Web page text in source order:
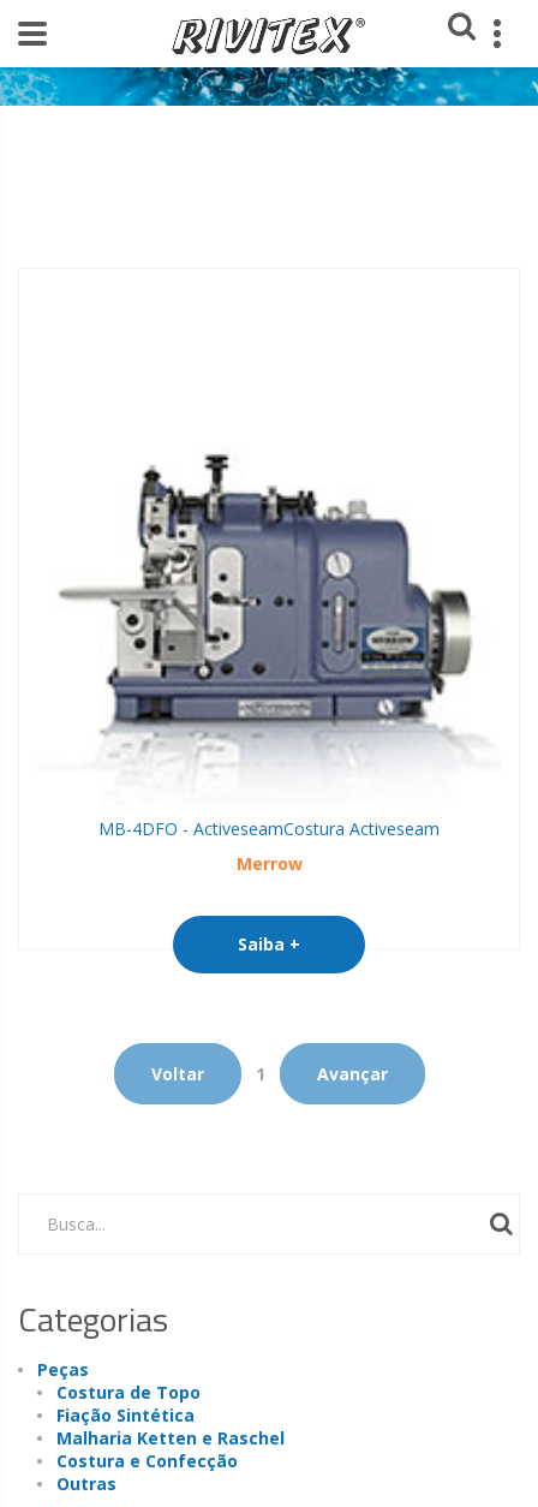
Home Loja Rivitex
MB-4DFO - ActiveseamCostura Activeseam
Merrow
Saiba +
Voltar 1 Avançar
Busca...
Categorias
Peças
Costura de Topo
Fiação Sintética
Malharia Ketten e Raschel
Costura e Confecção
Outras